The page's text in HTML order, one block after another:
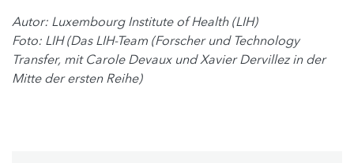
Autor: Luxembourg Institute of Health (LIH)
Foto: LIH (Das LIH-Team (Forscher und Technology
Transfer, mit Carole Devaux und Xavier Dervillez in der
Mitte der ersten Reihe)